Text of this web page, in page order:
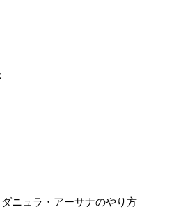
ニュラ・アーサナのやり方